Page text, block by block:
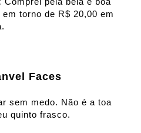
torno de R$ 20,00 em
Faces
sem medo. Não é a toa
quinto frasco.